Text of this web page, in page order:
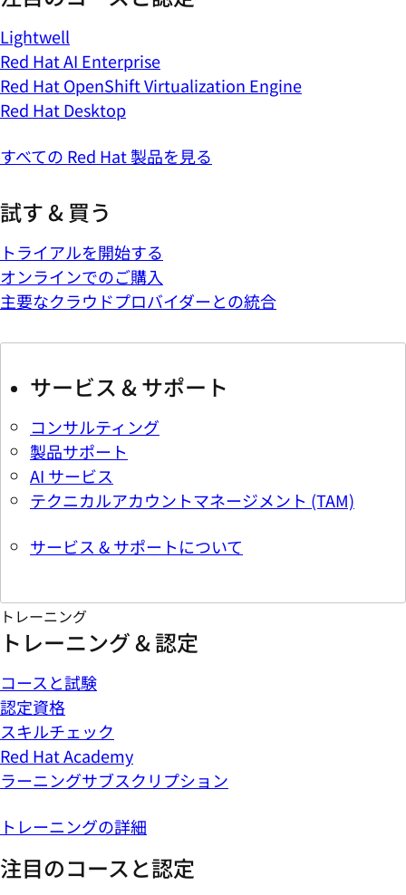
Lightwell
Red Hat AI Enterprise
Red Hat OpenShift Virtualization Engine
Red Hat Desktop
すべての Red Hat 製品を見る
試す & 買う
トライアルを開始する
オンラインでのご購入
主要なクラウドプロバイダーとの統合
サービス & サポート
コンサルティング
製品サポート
AI サービス
テクニカルアカウントマネージメント (TAM)
サービス & サポートについて
トレーニング
トレーニング & 認定
コースと試験
認定資格
スキルチェック
Red Hat Academy
ラーニングサブスクリプション
トレーニングの詳細
注目のコースと認定